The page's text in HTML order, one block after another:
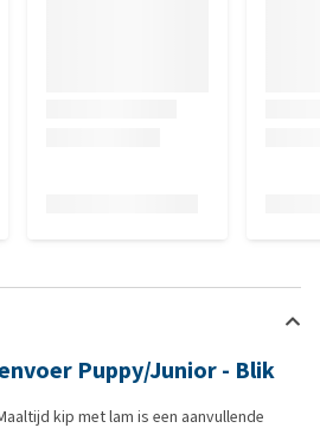
Puppy/Junior - Blik
kip met lam is een aanvullende